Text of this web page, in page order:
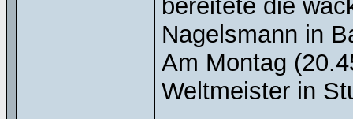
bereitete die
Nagelsmann in
Am Montag
Weltmeister in